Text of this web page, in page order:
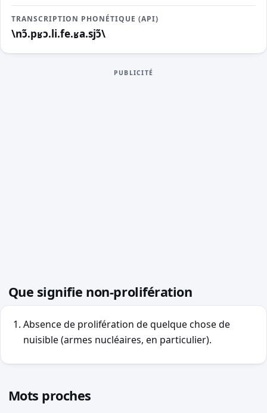
TRANSCRIPTION PHONÉTIQUE (API)
\nɔ̃.pʁɔ.li.fe.ʁa.sjɔ̃\
PUBLICITÉ
Que signifie non-prolifération
Absence de prolifération de quelque chose de
nuisible (armes nucléaires, en particulier).
Mots proches